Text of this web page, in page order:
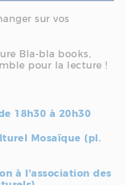
sur vos
Bla-bla books,
pour la lecture !
18h30 à 20h30
Mosaïque (pl.
à l'association des